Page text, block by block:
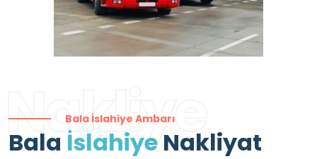
Nakliye
Bala İslahiye Ambarı
Bala İslahiye Nakliyat